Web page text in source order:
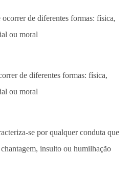
de diferentes formas: física,
ou moral